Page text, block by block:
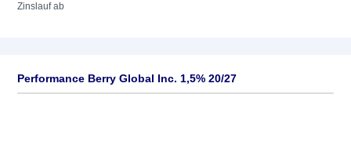
Zinslauf ab
Performance Berry Global Inc. 1,5% 20/27